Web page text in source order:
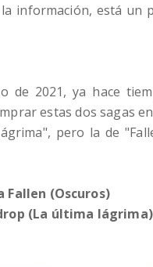
información, está un
de 2021, ya hace
estas dos sagas
pero la de
Fallen (Oscuros)
(La última lágrima)